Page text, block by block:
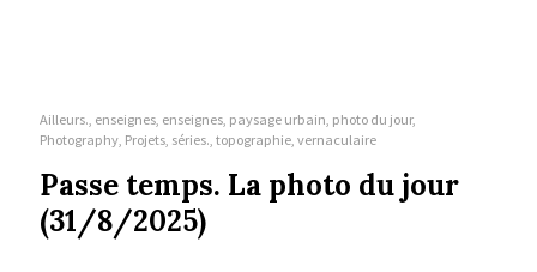
Ailleurs., enseignes, enseignes, paysage urbain, photo du jour,
Photography, Projets, séries., topographie, vernaculaire
Passe temps. La photo du jour
(31/8/2025)